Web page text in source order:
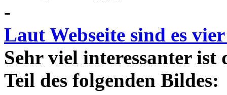
-
Laut Webseite sind es
Sehr viel interessanter
Teil des folgenden